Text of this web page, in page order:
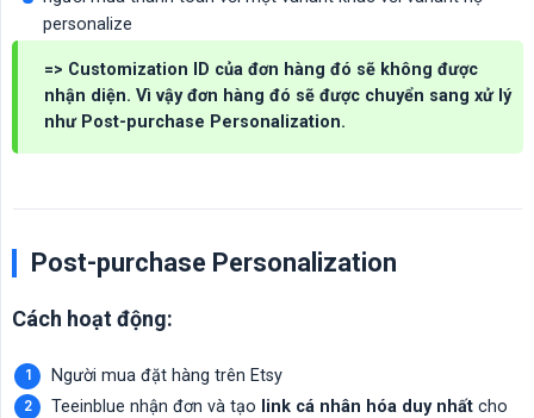
personalize
=> Customization ID của đơn hàng đó sẽ không được
nhận diện. Vì vậy đơn hàng đó sẽ được chuyển sang xử lý
như Post-purchase Personalization.
Post-purchase Personalization
Cách hoạt động:
Người mua đặt hàng trên Etsy
Teeinblue nhận đơn và tạo link cá nhân hóa duy nhất cho